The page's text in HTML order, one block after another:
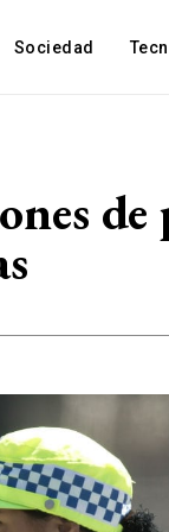
Sociedad
de